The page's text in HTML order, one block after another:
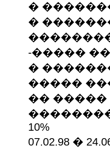
�
�
-�����
�
�����
��
10%
07.02.98 �